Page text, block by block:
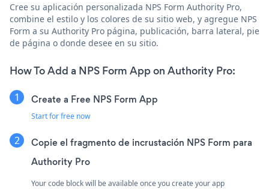
Cree su aplicación personalizada NPS Form Authority Pro,
combine el estilo y los colores de su sitio web, y agregue NPS
Form a su Authority Pro página, publicación, barra lateral, pie
de página o donde desee en su sitio.
How To Add a NPS Form App on Authority Pro:
Create a Free NPS Form App
Start for free now
Copie el fragmento de incrustación NPS Form para
Authority Pro
Your code block will be available once you create your app